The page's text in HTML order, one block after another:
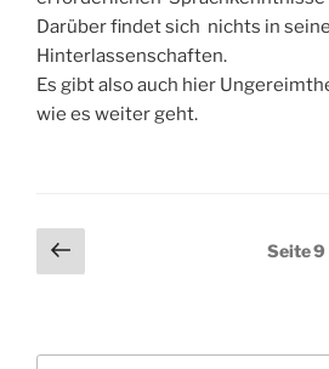
Darüber findet sich nichts in
Hinterlassenschaften.
Es gibt also auch hier
wie es weiter geht.
Seitennummerierung
der
Vorherige
Seite
Seite9